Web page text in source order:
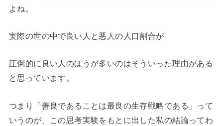
よね。
実際の世の中で良い人と悪人の人口割合が
圧倒的に良い人のほうが多いのはそういった理由がある
と思っています。
つまり「善良であることは最良の生存戦略である」って
いうのが、この思考実験をもとに出した私の結論ってわ